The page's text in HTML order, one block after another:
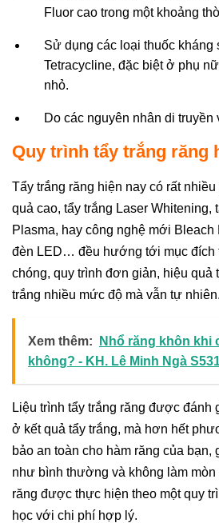
Fluor cao trong một khoảng
Sử dụng các loại thuốc kháng
Tetracycline, đặc biệt ở phụ
nhỏ.
Do các nguyên nhân di truyền
Quy trình tẩy trắng răng
Tẩy trắng răng hiện nay có rất
quả cao, tẩy trắng Laser Whitening,
Plasma, hay công nghệ mới Bleach
đèn LED… đều hướng tới mục đích
chóng, quy trình đơn giản, hiệu quả
trắng nhiều mức độ mà vẫn tự nhiên.
Xem thêm:
Nhổ răng khôn khi
không? - KH. Lê Minh Ngà
Liệu trình tẩy trắng răng được đánh
ở kết quả tẩy trắng, mà hơn hết
bảo an toàn cho hàm răng của
như bình thường và không làm mòn
răng được thực hiện theo một quy
học với chi phí hợp lý.